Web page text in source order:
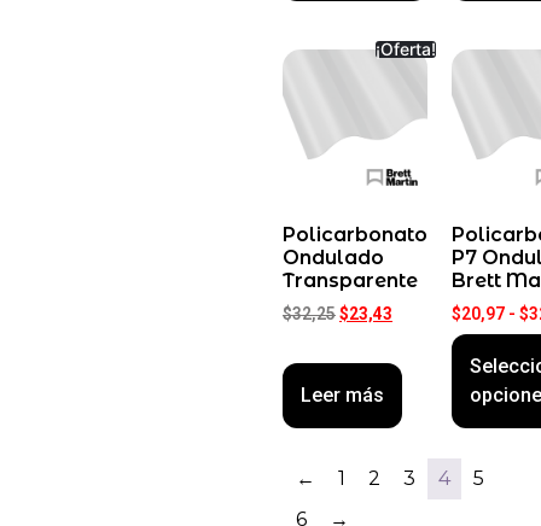
¡Oferta!
Policarbonato
Ondulado
Transparente
$32,25$23,43
Leer más
P7
Brett
$20,97 - $
← 1 2 3 4
5
6
→